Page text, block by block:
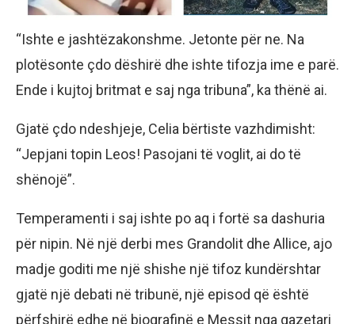
“Ishte e jashtëzakonshme. Jetonte për ne. Na
plotësonte çdo dëshirë dhe ishte tifozja ime e parë.
Ende i kujtoj britmat e saj nga tribuna”, ka thënë ai.
Gjatë çdo ndeshjeje, Celia bërtiste vazhdimisht:
“Jepjani topin Leos! Pasojani të voglit, ai do të
shënojë”.
Temperamenti i saj ishte po aq i fortë sa dashuria
për nipin. Në një derbi mes Grandolit dhe Allice, ajo
madje goditi me një shishe një tifoz kundërshtar
gjatë një debati në tribunë, një episod që është
përfshirë edhe në biografinë e Messit nga gazetari